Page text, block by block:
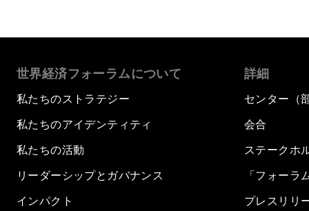
世界経済フォーラムについて
私たちのストラテジー
私たちのアイデンティティ
私たちの活動
リーダーシップとガバナンス
インパクト
詳細
センター（
会合
ステークホ
「フォーラ
プレスリリ